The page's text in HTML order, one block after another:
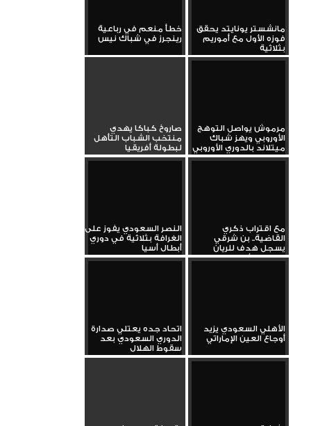
مانشستر يونايتد يحقق
فوزه الأول مع أموريم
بثلاثية
خطأ منعم في رباعية
رينجرز في شباك نيس
مرموش يواصل التوهج
الأوروبي ويهز شباك
ميتلاند بالدوري الأوروبي
صاروخ كباكا يهدي
منتخب الشباب التأهل
لبطولة أفريقيا
مع اقتراب ذكري
القاضية.. بن شرقي
يسجل هدف للريان
بدوري الأبطال في...
النصر السعودي يفوز على
الغرافة بثلاثية في دوري
أبطال أسيا
الأهلي السعودي يزيد
أوجاع العين الإماراتي
اتحاد جده يعتلي صدارة
الدوري السعودي بعد
سقوط الهلال